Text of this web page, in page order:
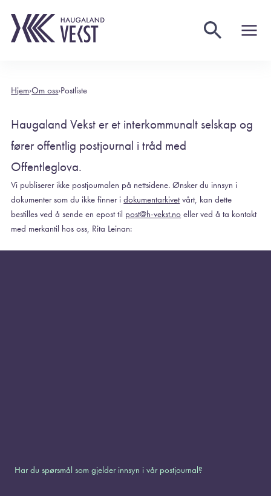
Hjem›Om oss›Postliste
Postliste
Haugaland Vekst er et interkommunalt selskap og
fører offentlig postjournal i tråd med
Offentleglova.
Vi publiserer ikke postjournalen på nettsidene. Ønsker du innsyn i
dokumenter som du ikke finner idokumentarkivetvårt, kan dette
bestilles ved å sende en epost til post@h-vekst.no eller ved å ta kontakt
med merkantil hos oss, Rita Leinan:
Har du spørsmål som gjelder innsyn i vår postjournal?